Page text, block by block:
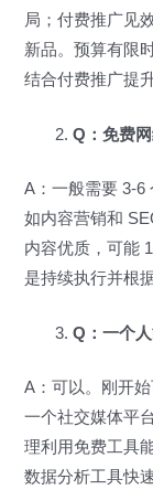
局；付费推广见
新品。预算有限
结合付费推广提
Q：免费
A：一般需要 3-6
如内容营销和
内容优质，可能
是持续执行并根
Q：一个
A：可以。刚开
一个社交媒体平
理利用免费工具
数据分析工具快